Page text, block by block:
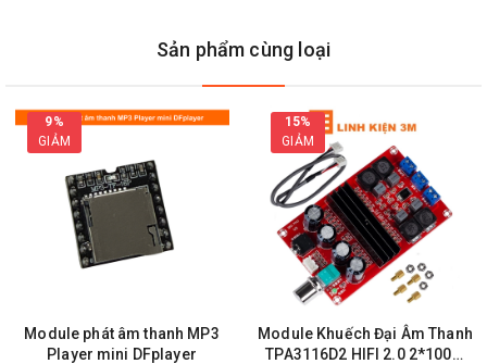
Mặt Sau Của Module Khuếch Đại Chỉnh Lưu AC-DC
Sản phẩm cùng loại
9%
GIẢM
Module phát âm thanh MP3
Player mini DFplayer
15%
GIẢM
Module Khuếch Đại Âm Thanh
TPA3116D2 HIFI 2.0 2*100W